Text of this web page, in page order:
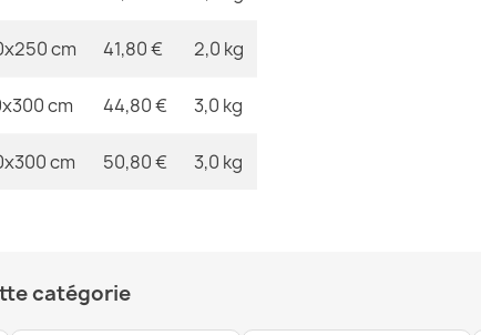
cm 41,80 € 2,0 kg
cm 44,80 € 3,0 kg
cm 50,80 € 3,0 kg
catégorie